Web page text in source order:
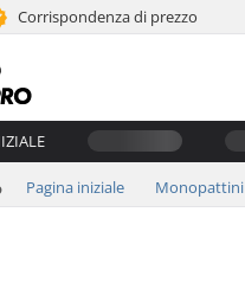
Corrispondenza di prezzo
Pagina iniziale Monopattini